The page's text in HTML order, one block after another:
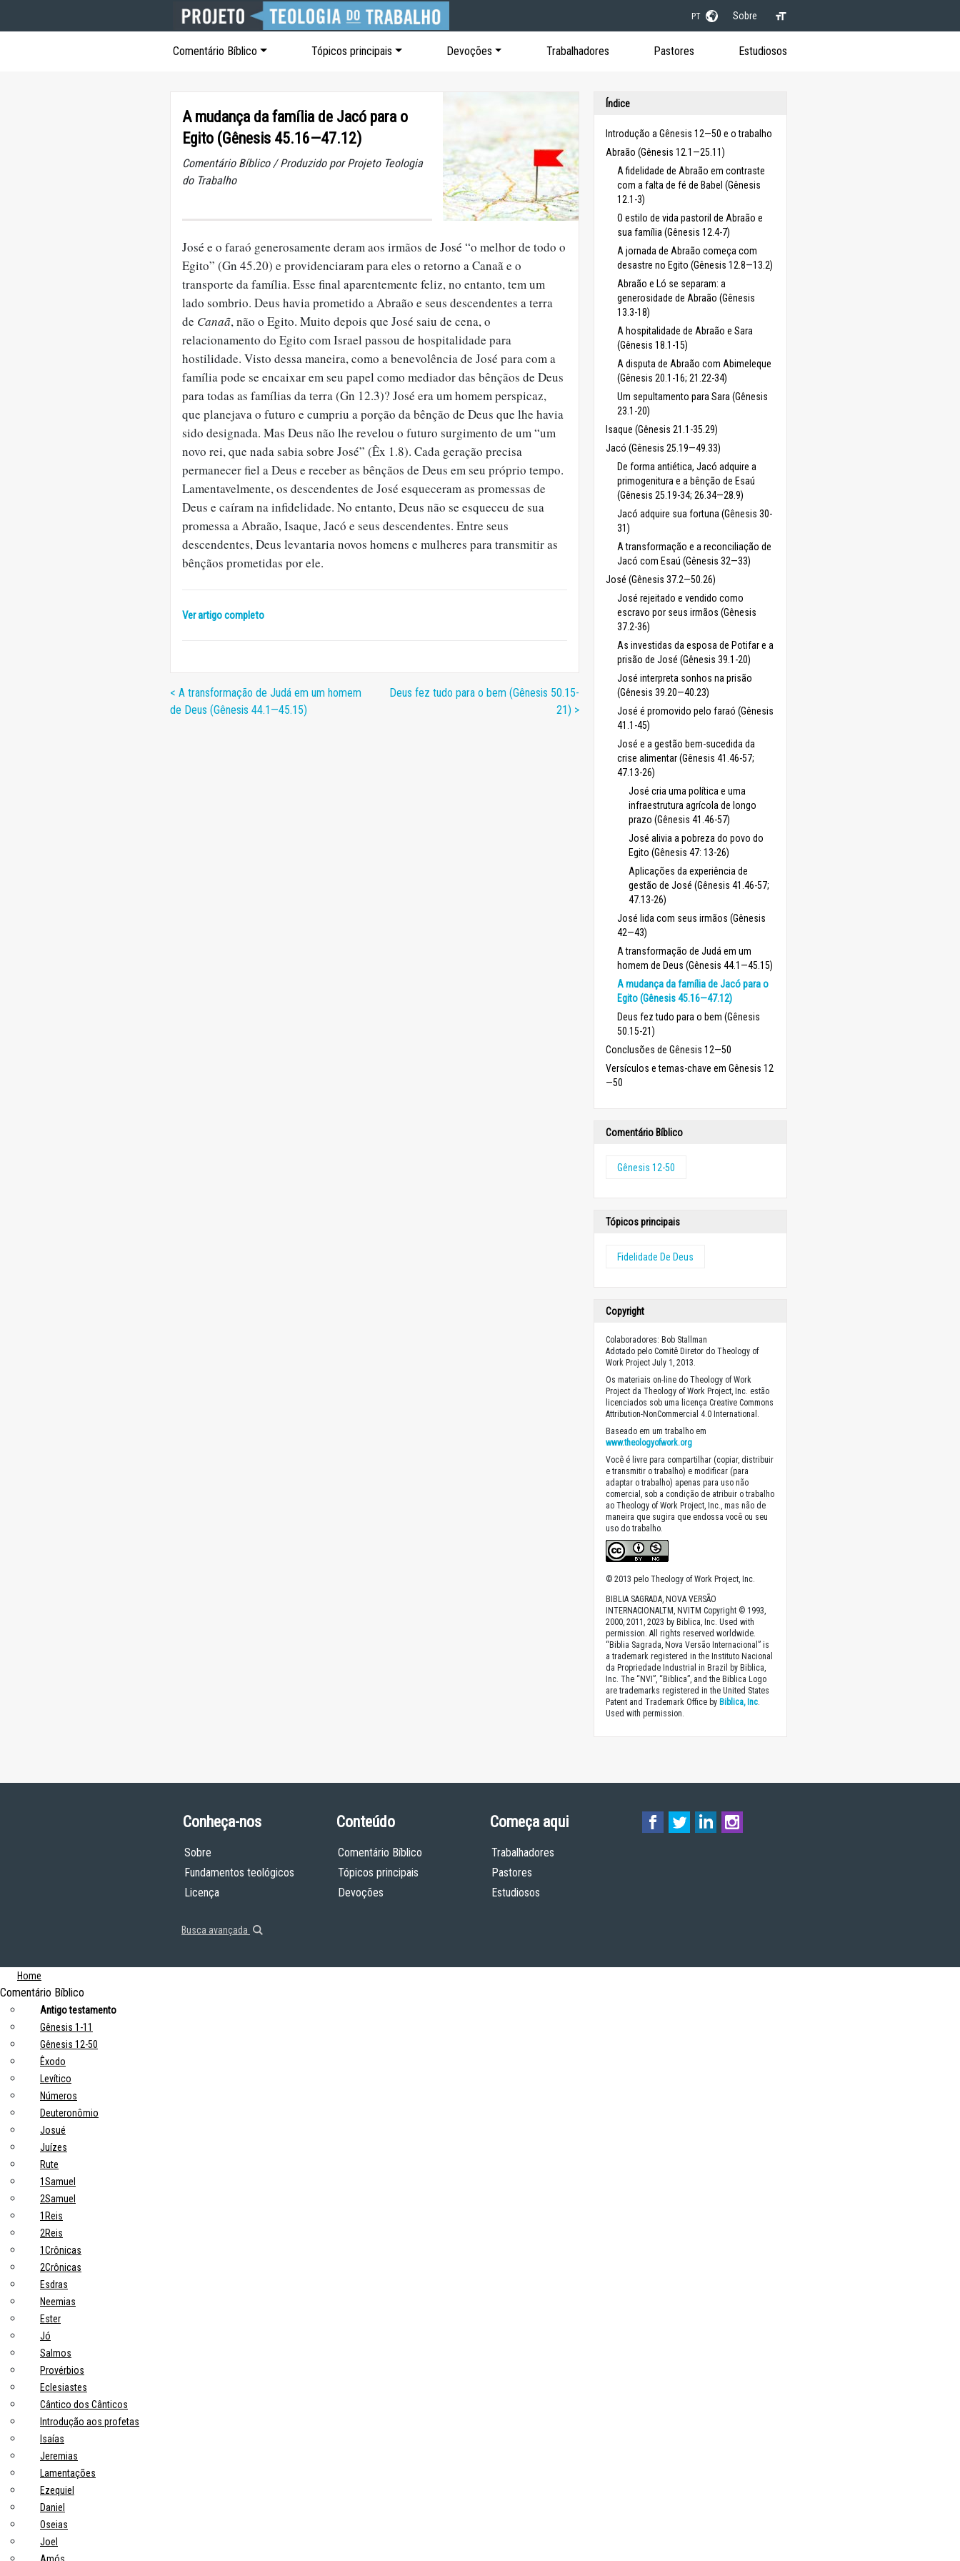
PT Sobre
Comentário Bíblico Tópicos principais Devoções Trabalhadores Pastores Estudiosos
A mudança da família de Jacó para o
Egito (Gênesis 45.16—47.12)
Comentário Bíblico / Produzido por Projeto Teologia
do Trabalho
José e o faraó generosamente deram aos irmãos de José “o melhor de todo o
Egito” (Gn 45.20) e providenciaram para eles o retorno a Canaã e o
transporte da família. Esse final aparentemente feliz, no entanto, tem um
lado sombrio. Deus havia prometido a Abraão e seus descendentes a terra
de Canaã, não o Egito. Muito depois que José saiu de cena, o
relacionamento do Egito com Israel passou de hospitalidade para
hostilidade. Visto dessa maneira, como a benevolência de José para com a
família pode se encaixar em seu papel como mediador das bênçãos de Deus
para todas as famílias da terra (Gn 12.3)? José era um homem perspicaz,
que planejava o futuro e cumpriu a porção da bênção de Deus que lhe havia
sido designada. Mas Deus não lhe revelou o futuro surgimento de um “um
novo rei, que nada sabia sobre José” (Êx 1.8). Cada geração precisa
permanecer fiel a Deus e receber as bênçãos de Deus em seu próprio tempo.
Lamentavelmente, os descendentes de José esqueceram as promessas de
Deus e caíram na infidelidade. No entanto, Deus não se esqueceu de sua
promessa a Abraão, Isaque, Jacó e seus descendentes. Entre seus
descendentes, Deus levantaria novos homens e mulheres para transmitir as
bênçãos prometidas por ele.
Ver artigo completo
< A transformação de Judá em um homem
de Deus (Gênesis 44.1—45.15)
Deus fez tudo para o bem (Gênesis 50.15-
21) >
Índice
Introdução a Gênesis 12—50 e o trabalho
Abraão (Gênesis 12.1—25.11)
A fidelidade de Abraão em contraste
com a falta de fé de Babel (Gênesis
12.1-3)
O estilo de vida pastoril de Abraão e
sua família (Gênesis 12.4-7)
A jornada de Abraão começa com
desastre no Egito (Gênesis 12.8—13.2)
Abraão e Ló se separam: a
generosidade de Abraão (Gênesis
13.3-18)
A hospitalidade de Abraão e Sara
(Gênesis 18.1-15)
A disputa de Abraão com Abimeleque
(Gênesis 20.1-16; 21.22-34)
Um sepultamento para Sara (Gênesis
23.1-20)
Isaque (Gênesis 21.1-35.29)
Jacó (Gênesis 25.19—49.33)
De forma antiética, Jacó adquire a
primogenitura e a bênção de Esaú
(Gênesis 25.19-34; 26.34—28.9)
Jacó adquire sua fortuna (Gênesis 30-
31)
A transformação e a reconciliação de
Jacó com Esaú (Gênesis 32—33)
José (Gênesis 37.2—50.26)
José rejeitado e vendido como
escravo por seus irmãos (Gênesis
37.2-36)
As investidas da esposa de Potifar e a
prisão de José (Gênesis 39.1-20)
José interpreta sonhos na prisão
(Gênesis 39.20—40.23)
José é promovido pelo faraó (Gênesis
41.1-45)
José e a gestão bem-sucedida da
crise alimentar (Gênesis 41.46-57;
47.13-26)
José cria uma política e uma
infraestrutura agrícola de longo
prazo (Gênesis 41.46-57)
José alivia a pobreza do povo do
Egito (Gênesis 47: 13-26)
Aplicações da experiência de
gestão de José (Gênesis 41.46-57;
47.13-26)
José lida com seus irmãos (Gênesis
42—43)
A transformação de Judá em um
homem de Deus (Gênesis 44.1—45.15)
A mudança da família de Jacó para o
Egito (Gênesis 45.16—47.12)
Deus fez tudo para o bem (Gênesis
50.15-21)
Conclusões de Gênesis 12—50
Versículos e temas-chave em Gênesis 12
—50
Comentário Bíblico
Gênesis 12-50
Tópicos principais
Fidelidade De Deus
Copyright
Colaboradores: Bob Stallman
Adotado pelo Comitê Diretor do Theology of
Work Project July 1, 2013.
Os materiais on-line do Theology of Work
Project da Theology of Work Project, Inc. estão
licenciados sob uma licença Creative Commons
Attribution-NonCommercial 4.0 International.
Baseado em um trabalho em
www.theologyofwork.org
Você é livre para compartilhar (copiar, distribuir
e transmitir o trabalho) e modificar (para
adaptar o trabalho) apenas para uso não
comercial, sob a condição de atribuir o trabalho
ao Theology of Work Project, Inc., mas não de
maneira que sugira que endossa você ou seu
uso do trabalho.
© 2013 pelo Theology of Work Project, Inc.
BIBLIA SAGRADA, NOVA VERSÃO
INTERNACIONALTM, NVITM Copyright © 1993,
2000, 2011, 2023 by Biblica, Inc. Used with
permission. All rights reserved worldwide.
“Biblia Sagrada, Nova Versão Internacional” is
a trademark registered in the Instituto Nacional
da Propriedade Industrial in Brazil by Biblica,
Inc. The “NVI”, “Biblica”, and the Biblica Logo
are trademarks registered in the United States
Patent and Trademark Office by Biblica, Inc.
Used with permission.
Conheça-nos
Sobre
Fundamentos teológicos
Licença
Busca avançada
Conteúdo
Comentário Bíblico
Tópicos principais
Devoções
Começa aqui
Trabalhadores
Pastores
Estudiosos
Home
Comentário Bíblico
Antigo testamento
Gênesis 1-11
Gênesis 12-50
Êxodo
Levítico
Números
Deuteronômio
Josué
Juízes
Rute
1Samuel
2Samuel
1Reis
2Reis
1Crônicas
2Crônicas
Esdras
Neemias
Ester
Jó
Salmos
Provérbios
Eclesiastes
Cântico dos Cânticos
Introdução aos profetas
Isaías
Jeremias
Lamentações
Ezequiel
Daniel
Oseias
Joel